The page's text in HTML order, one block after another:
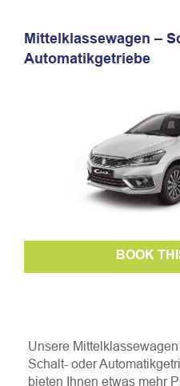
Unsere
Schalt- oder
bieten Ihnen etwas mehr
Mittelklassewagen –
Automatikgetriebe
BOOK